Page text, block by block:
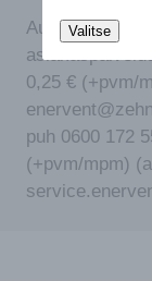
Valitse
Autamme
0,25 € (+pvm/
puh 0600 172
(+pvm/mpm)